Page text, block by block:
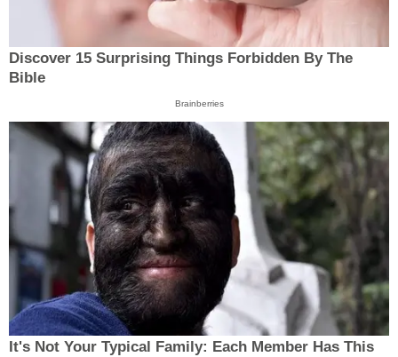
Discover 15 Surprising Things Forbidden By The
Bible
Brainberries
It's Not Your Typical Family: Each Member Has This